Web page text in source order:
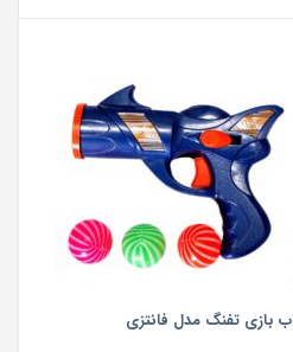
بازی تفنگ مدل فانتزی